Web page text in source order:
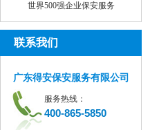
世界500强企业保安服务
联系我们
广东得安保安服务有限公司
服务热线：
400-865-5850